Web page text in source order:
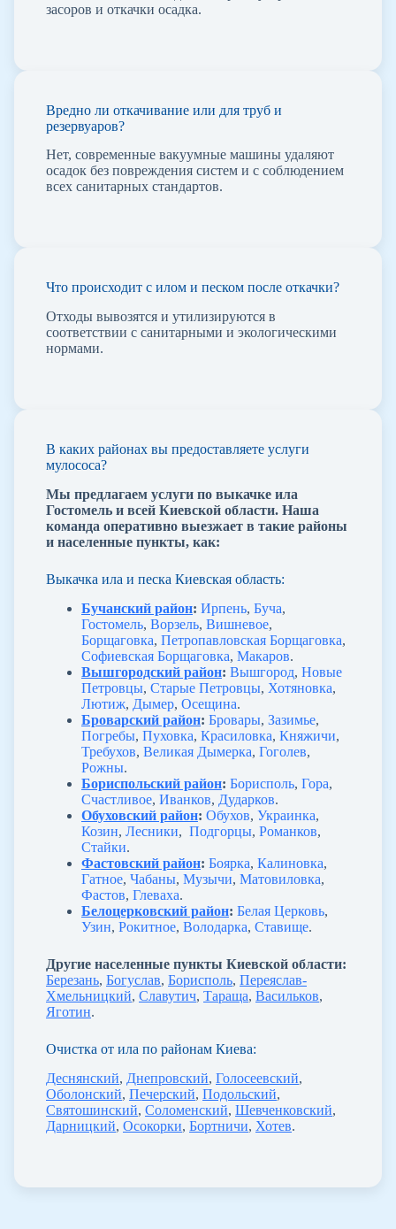
засоров и откачки осадка.
Вредно ли откачивание или для труб и
резервуаров?
Нет, современные вакуумные машины удаляют
осадок без повреждения систем и с соблюдением
всех санитарных стандартов.
Что происходит с илом и песком после откачки?
Отходы вывозятся и утилизируются в
соответствии с санитарными и экологическими
нормами.
В каких районах вы предоставляете услуги
мулососа?
Мы предлагаем услуги по выкачке ила
Гостомель и всей Киевской области. Наша
команда оперативно выезжает в такие районы
и населенные пункты, как:
Выкачка ила и песка Киевская область:
Бучанский район: Ирпень, Буча,
Гостомель, Ворзель, Вишневое,
Борщаговка, Петропавловская Борщаговка,
Софиевская Борщаговка, Макаров.
Вышгородский район: Вышгород, Новые
Петровцы, Старые Петровцы, Хотяновка,
Лютиж, Дымер, Осещина.
Броварский район: Бровары, Зазимье,
Погребы, Пуховка, Красиловка, Княжичи,
Требухов, Великая Дымерка, Гоголев,
Рожны.
Бориспольский район: Борисполь, Гора,
Счастливое, Иванков, Дударков.
Обуховский район: Обухов, Украинка,
Козин, Лесники, Подгорцы, Романков,
Стайки.
Фастовский район: Боярка, Калиновка,
Гатное, Чабаны, Музычи, Матовиловка,
Фастов, Глеваха.
Белоцерковский район: Белая Церковь,
Узин, Рокитное, Володарка, Ставище.
Другие населенные пункты Киевской области:
Березань, Богуслав, Борисполь, Переяслав-
Хмельницкий, Славутич, Тараща, Васильков,
Яготин.
Очистка от ила по районам Киева:
Деснянский, Днепровский, Голосеевский,
Оболонский, Печерский, Подольский,
Святошинский, Соломенский, Шевченковский,
Дарницкий, Осокорки, Бортничи, Хотев.